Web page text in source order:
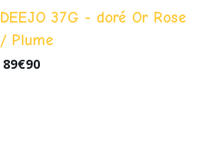
DEEJO 37G - doré Or Rose
/ Plume
89€90